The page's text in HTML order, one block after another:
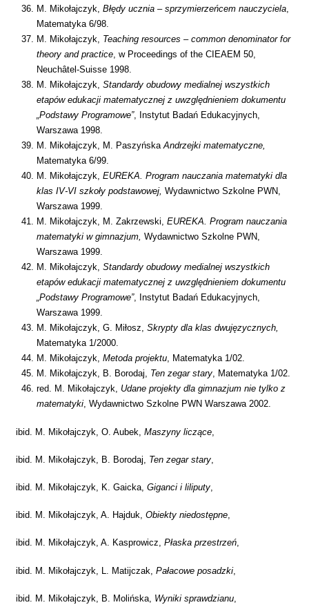
M. Mikołajczyk, Błędy ucznia – sprzymierzeńcem nauczyciela,
Matematyka 6/98.
M. Mikołajczyk, Teaching resources – common denominator for
theory and practice, w Proceedings of the CIEAEM 50,
Neuchâtel-Suisse 1998.
M. Mikołajczyk, Standardy obudowy medialnej wszystkich
etapów edukacji matematycznej z uwzględnieniem dokumentu
„Podstawy Programowe”, Instytut Badań Edukacyjnych,
Warszawa 1998.
M. Mikołajczyk, M. PaszyńskaAndrzejki matematyczne,
Matematyka 6/99.
M. Mikołajczyk, EUREKA. Program nauczania matematyki dla
klas IV-VI szkoły podstawowej, Wydawnictwo Szkolne PWN,
Warszawa 1999.
M. Mikołajczyk, M. Zakrzewski, EUREKA. Program nauczania
matematyki w gimnazjum, Wydawnictwo Szkolne PWN,
Warszawa 1999.
M. Mikołajczyk, Standardy obudowy medialnej wszystkich
etapów edukacji matematycznej z uwzględnieniem dokumentu
„Podstawy Programowe”, Instytut Badań Edukacyjnych,
Warszawa 1999.
M. Mikołajczyk, G. Miłosz, Skrypty dla klas dwujęzycznych,
Matematyka 1/2000.
M. Mikołajczyk, Metoda projektu, Matematyka 1/02.
M. Mikołajczyk, B. Borodaj, Ten zegar stary, Matematyka 1/02.
red. M. Mikołajczyk, Udane projekty dla gimnazjum nie tylko z
matematyki, Wydawnictwo Szkolne PWN Warszawa 2002.
ibid. M. Mikołajczyk, O. Aubek, Maszyny liczące
ibid. M. Mikołajczyk, B. Borodaj, Ten zegar stary
ibid. M. Mikołajczyk, K. Gaicka, Giganci i liliputy
ibid. M. Mikołajczyk, A. Hajduk, Obiekty niedostępne,
ibid. M. Mikołajczyk, A. Kasprowicz, Płaska przestrzeń,
ibid. M. Mikołajczyk, L. Matijczak, Pałacowe posadzki
ibid. M. Mikołajczyk, B. Molińska, Wyniki sprawdzianu